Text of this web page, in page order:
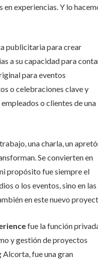
experiencias. Y lo
publicitaria para crear
a su capacidad para
para eventos
o celebraciones clave y
o clientes de una
una charla, un
Se convierten en
propósito fue siempre el
o los eventos, sino en las
en este nuevo
fue la función
y gestión de proyectos
Alcorta, fue una gran